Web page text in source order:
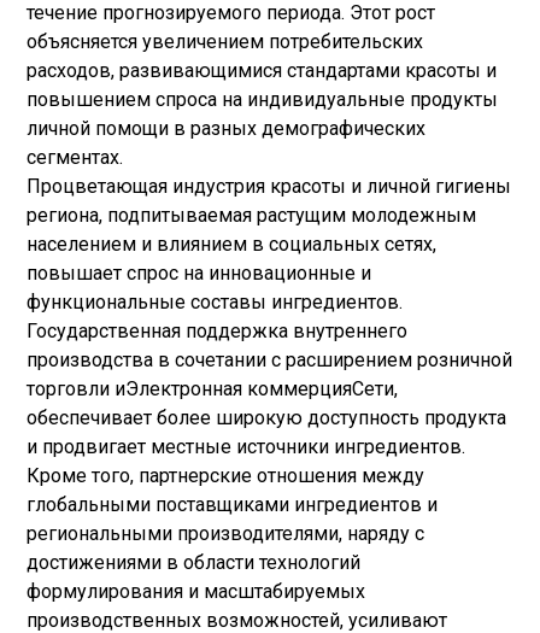
течение прогнозируемого периода. Этот рост
объясняется увеличением потребительских
расходов, развивающимися стандартами красоты и
повышением спроса на индивидуальные продукты
личной помощи в разных демографических
сегментах.
Процветающая индустрия красоты и личной гигиены
региона, подпитываемая растущим молодежным
населением и влиянием в социальных сетях,
повышает спрос на инновационные и
функциональные составы ингредиентов.
Государственная поддержка внутреннего
производства в сочетании с расширением розничной
торговли иЭлектронная коммерцияСети,
обеспечивает более широкую доступность продукта
и продвигает местные источники ингредиентов.
Кроме того, партнерские отношения между
глобальными поставщиками ингредиентов и
региональными производителями, наряду с
достижениями в области технологий
формулирования и масштабируемых
производственных возможностей, усиливают